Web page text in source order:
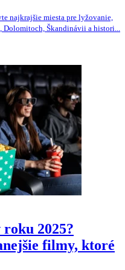
najkrajšie miesta pre lyžovanie,
Škandinávii a histori...
roku 2025?
filmy, ktoré